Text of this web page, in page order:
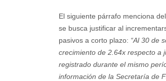
El siguiente párrafo menciona
se busca justificar al
pasivos a corto plazo: “Al 30 de
crecimiento de 2.64x respecto a
registrado durante el mismo
información de la Secretaría de